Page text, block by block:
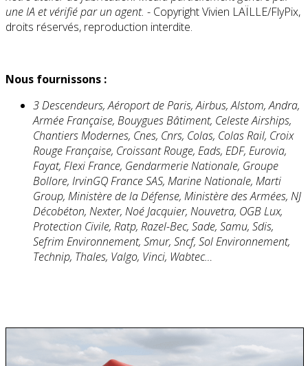
une IA et vérifié par un agent. - Copyright Vivien LAÏLLE/FlyPix,
droits réservés, reproduction interdite.
Nous fournissons :
3 Descendeurs, Aéroport de Paris, Airbus, Alstom, Andra,
Armée Française, Bouygues Bâtiment, Celeste Airships,
Chantiers Modernes, Cnes, Cnrs, Colas, Colas Rail, Croix
Rouge Française, Croissant Rouge, Eads, EDF, Eurovia,
Fayat, Flexi France, Gendarmerie Nationale, Groupe
Bollore, IrvinGQ France SAS, Marine Nationale, Marti
Group, Ministère de la Défense, Ministère des Armées, NJ
Décobéton, Nexter, Noé Jacquier, Nouvetra, OGB Lux,
Protection Civile, Ratp, Razel-Bec, Sade, Samu, Sdis,
Sefrim Environnement, Smur, Sncf, Sol Environnement,
Technip, Thales, Valgo, Vinci, Wabtec…